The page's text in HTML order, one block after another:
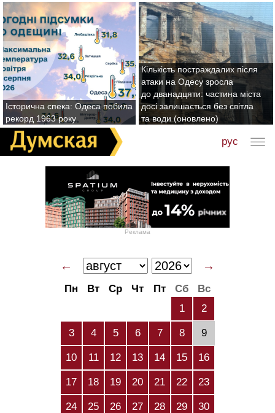
Історична спека: Одеса побила
рекорд 1963 року
Кількість постраждалих після
атаки на Одесу зросла
до дванадцяти: частина міста
досі залишається без світла
та води (оновлено)
рус
Реклама
← →
Пн Вт Ср Чт Пт Сб
Вс
1
2
3 4 5 6 7 8 9
10 11 12 13 14 15 16
17 18 19 20 21 22 23
24 25 26 27 28 29 30